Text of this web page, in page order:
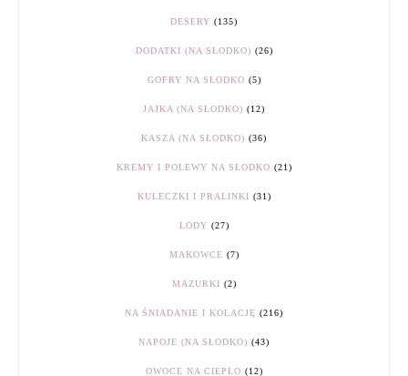
DESERY (135)
DODATKI (NA SŁODKO) (26)
GOFRY NA SŁODKO (5)
JAJKA (NA SŁODKO) (12)
KASZA (NA SŁODKO) (36)
KREMY I POLEWY NA SŁODKO (21)
KULECZKI I PRALINKI (31)
LODY (27)
MAKOWCE (7)
MAZURKI (2)
NA ŚNIADANIE I KOLACJĘ (216)
NAPOJE (NA SŁODKO) (43)
OWOCE NA CIEPŁO (12)